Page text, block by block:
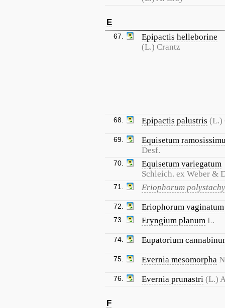
E
67.
Epipactis helleborine
(L.) Crantz
68. Epipactis palustris (L.)
69.
Equisetum
Desf.
70.
Equisetum variegatum
Schleich. ex Weber &
71. Eriophorum
72. Eriophorum vaginatum
73. Eryngium planum L.
74. Eupatorium
75. Evernia mesomorpha
76. Evernia prunastri (L.)
F